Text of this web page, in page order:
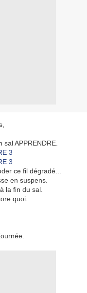
APPRENDRE.
ce fil dégradé...
en suspens.
la fin du sal.
quoi.